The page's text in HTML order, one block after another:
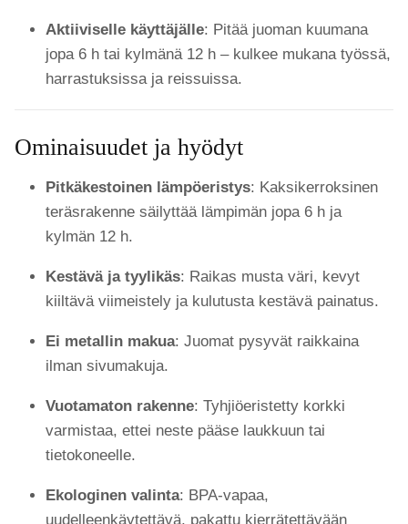
Aktiiviselle käyttäjälle: Pitää juoman kuumana
jopa 6 h tai kylmänä 12 h – kulkee mukana työssä,
harrastuksissa ja reissuissa.
Ominaisuudet ja hyödyt
Pitkäkestoinen lämpöeristys: Kaksikerroksinen
teräsrakenne säilyttää lämpimän jopa 6 h ja
kylmän 12 h.
Kestävä ja tyylikäs: Raikas musta väri, kevyt
kiiltävä viimeistely ja kulutusta kestävä painatus.
Ei metallin makua: Juomat pysyvät raikkaina
ilman sivumakuja.
Vuotamaton rakenne: Tyhjiöeristetty korkki
varmistaa, ettei neste pääse laukkuun tai
tietokoneelle.
Ekologinen valinta: BPA-vapaa,
uudelleenkäytettävä, pakattu kierrätettävään